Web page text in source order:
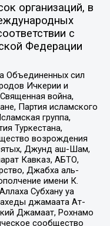
организаций, в
с
Федерации
Объединенных сил
Ичкерии и
война,
Партия исламского
группа,
Туркестана,
возрождения
Джунд аш-Шам,
Кавказ, АБТО,
Джабха аль-
имени К.
Субхану уа
джамаата Ат-
Джамаат, Рохнамо
сообщество